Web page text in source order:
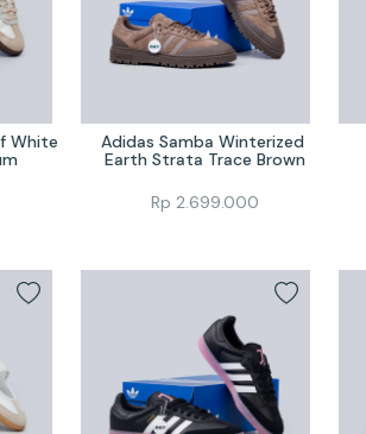
White
Adidas Samba Winterized
Earth Strata Trace Brown
Rp 2.699.000